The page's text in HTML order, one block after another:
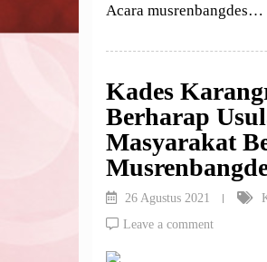
Acara musrenbangdes…
Kades
Berharap
Masyarakat
26 Agustus 2021
Leave a comment